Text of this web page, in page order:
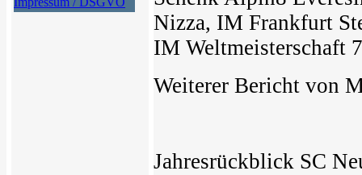
Nizza, IM Frankfurt
IM Weltmeisterschaft
Weiterer Bericht von
Jahresrückblick SC